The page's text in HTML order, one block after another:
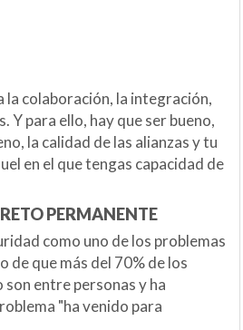
la colaboración, la integración,
Y para ello, hay que ser bueno,
la calidad de las alianzas y tu
en el que tengas capacidad de
PERMANENTE
como uno de los problemas
de que más del 70% de los
entre personas y ha
"ha venido para